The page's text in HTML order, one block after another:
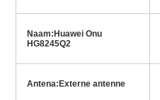
Naam: Huawei Onu
HG8245Q2
Antena: Externe antenne